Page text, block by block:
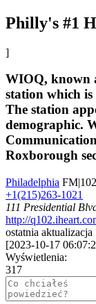
Philly's #1
]
WIOQ, known
station which
The station
demographic.
Roxborough
Philadelphia
+1(215)263-1021
111 Presidential
http://
ostatnia aktualizacja
[2023-10-17
Wyświetlenia:
317